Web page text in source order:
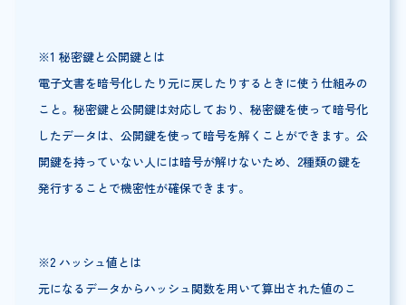
※1 秘密鍵と公開鍵とは
電子文書を暗号化したり元に戻したりするときに使う仕組みの
こと。秘密鍵と公開鍵は対応しており、秘密鍵を使って暗号化
したデータは、公開鍵を使って暗号を解くことができます。公
開鍵を持っていない人には暗号が解けないため、2種類の鍵を
発行することで機密性が確保できます。
※2 ハッシュ値とは
元になるデータからハッシュ関数を用いて算出された値のこ